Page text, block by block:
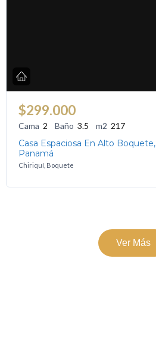
$299.000
Cama 2 Baño 3.5 m2 217
Casa Espaciosa En Alto Boquete,
Panamá
Chiriquí, Boquete
Ver Más